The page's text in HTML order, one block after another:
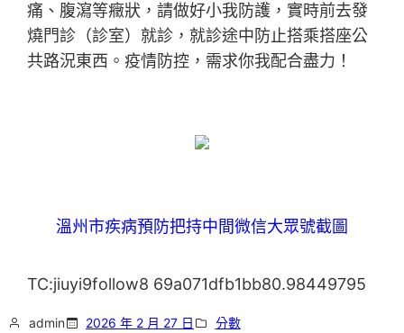
痛、腹瀉等癥狀，請做好小我防護，實時前去發
燒門診（診室）就診，就診途中防止搭乘搭座公
共路況東西。疫情防控，需求你我配合盡力！
溫州市疾病預防把持中間微信大眾號截圖
TC:jiuyi9follow8 69a071dfb1bb80.98449795
admin 2026 年 2 月 27 日 分數